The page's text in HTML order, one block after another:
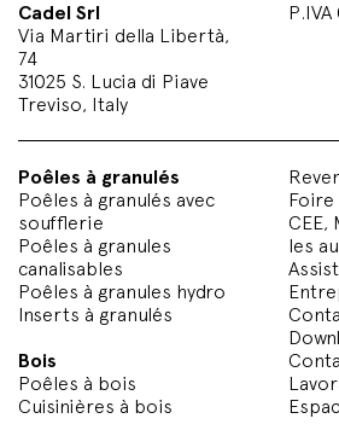
Cadel Srl
Via Martiri della Libertà,
74
31025 S. Lucia di Piave
Treviso, Italy
Poêles à granulés
Poêles à granulés avec
soufflerie
Poêles à granules
canalisables
Poêles à granules hydro
Inserts à granulés
Bois
Poêles à bois
Cuisinières à bois
Foire
CEE,
les